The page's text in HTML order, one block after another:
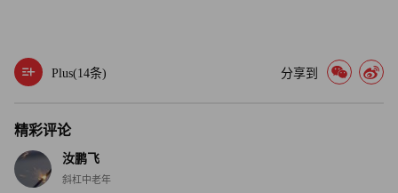
特质。（财富中文网）
Plus(14条) 分享到
精彩评论
汝鹏飞
斜杠中老年